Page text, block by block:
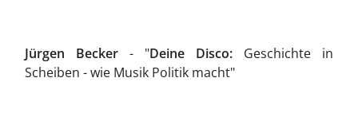
Jürgen Becker - "Deine Disco: Geschichte in
Scheiben - wie Musik Politik macht"